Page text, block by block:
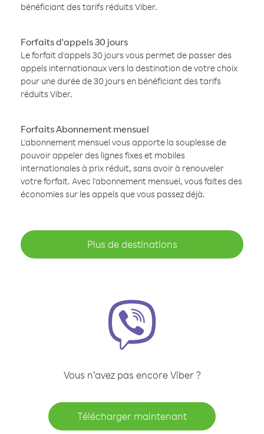
bénéficiant des tarifs réduits Viber.
Forfaits d'appels 30 jours
Le forfait d'appels 30 jours vous permet de passer des
appels internationaux vers la destination de votre choix
pour une durée de 30 jours en bénéficiant des tarifs
réduits Viber.
Forfaits Abonnement mensuel
L'abonnement mensuel vous apporte la souplesse de
pouvoir appeler des lignes fixes et mobiles
internationales à prix réduit, sans avoir à renouveler
votre forfait. Avec l'abonnement mensuel, vous faites des
économies sur les appels que vous passez déjà.
Plus de destinations
Vous n’avez pas encore Viber ?
Télécharger maintenant